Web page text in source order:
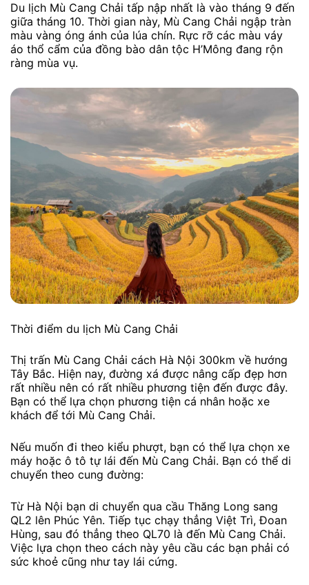
Du lịch Mù Cang Chải tấp nập nhất là vào tháng 9 đến
giữa tháng 10. Thời gian này, Mù Cang Chải ngập tràn
màu vàng óng ánh của lúa chín. Rực rỡ các màu váy
áo thổ cẩm của đồng bào dân tộc H’Mông đang rộn
ràng mùa vụ.
Thời điểm du lịch Mù Cang Chải
Thị trấn Mù Cang Chải cách Hà Nội 300km về hướng
Tây Bắc. Hiện nay, đường xá được nâng cấp đẹp hơn
rất nhiều nên có rất nhiều phương tiện đến được đây.
Bạn có thể lựa chọn phương tiện cá nhân hoặc xe
khách để tới Mù Cang Chải.
Nếu muốn đi theo kiểu phượt, bạn có thể lựa chọn xe
máy hoặc ô tô tự lái đến Mù Cang Chải. Bạn có thể di
chuyển theo cung đường:
Từ Hà Nội bạn di chuyển qua cầu Thăng Long sang
QL2 lên Phúc Yên. Tiếp tục chạy thẳng Việt Trì, Đoan
Hùng, sau đó thẳng theo QL70 là đến Mù Cang Chải.
Việc lựa chọn theo cách này yêu cầu các bạn phải có
sức khoẻ cũng như tay lái cứng.